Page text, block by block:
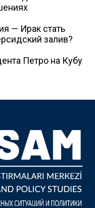
— Ирак стать
залив?
Петро на Кубу